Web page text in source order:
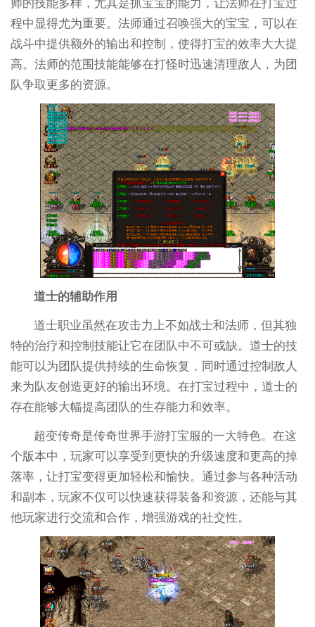
师的技能多样，尤其是抓宝宝的能力，让法师在打宝过
程中显得尤为重要。法师通过召唤强大的宝宝，可以在
战斗中提供额外的输出和控制，使得打宝的效率大大提
高。法师的范围技能能够在打怪时迅速清理敌人，为团
队争取更多的资源。
道士的辅助作用
道士职业虽然在攻击力上不如战士和法师，但其独
特的治疗和控制技能让它在团队中不可或缺。道士的技
能可以为团队提供持续的生命恢复，同时通过控制敌人
来为队友创造更好的输出环境。在打宝过程中，道士的
存在能够大幅提高团队的生存能力和效率。
超变传奇是传奇世界手游打宝服的一大特色。在这
个版本中，玩家可以享受到更快的升级速度和更高的掉
落率，让打宝变得更加轻松和愉快。通过参与各种活动
和副本，玩家不仅可以快速获得装备和资源，还能与其
他玩家进行交流和合作，增强游戏的社交性。